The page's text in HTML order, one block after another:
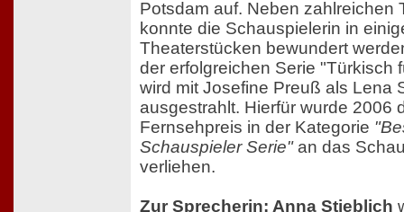
Potsdam auf. Neben zahlreichen
konnte die Schauspielerin in
Theaterstücken bewundert
der erfolgreichen Serie "Türkisch
wird mit Josefine Preuß als Lena
ausgestrahlt. Hierfür wurde 2006
Fernsehpreis in der Kategorie
Schauspieler Serie"an das
verliehen.
Zur Sprecherin: Anna Stieblich